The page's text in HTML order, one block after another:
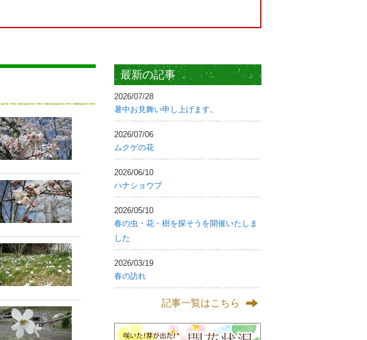
最新の記事
2026/07/28
暑中お見舞い申し上げます。
2026/07/06
ムクゲの花
2026/06/10
ハナショウブ
2026/05/10
春の虫・花・樹を探そうを開催いたしま
した
2026/03/19
春の訪れ
記事一覧はこちら